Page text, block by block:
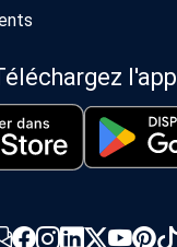
l'app